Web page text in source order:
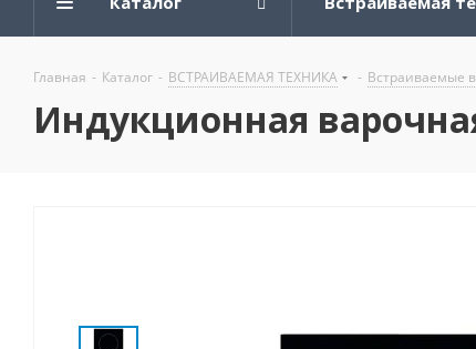
Главная - Каталог - ВСТРАИВАЕМАЯ ТЕХНИКА - Встраиваемые
Индукционная